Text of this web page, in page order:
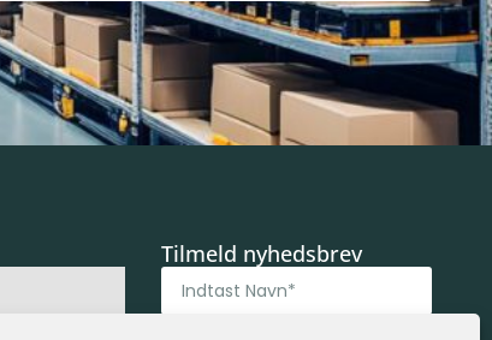
Tilmeld nyhedsbrev